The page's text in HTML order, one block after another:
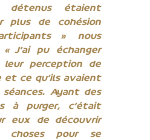
étaient
plus de cohésion
» nous
J’ai pu échanger
perception de
ce qu’ils avaient
Ayant des
à purger, c’était
eux de découvrir
choses pour se